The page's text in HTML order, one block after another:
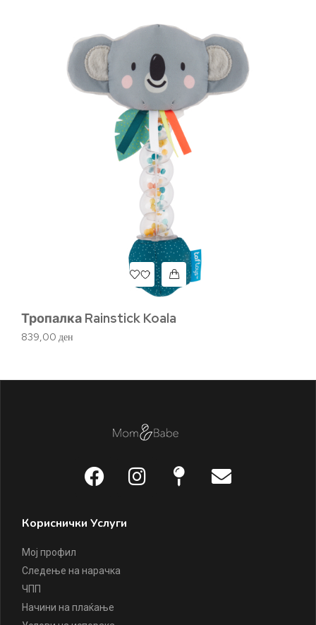
Тропалка Rainstick Koala
839,00 ден
Кориснички Услуги
Мој профил
Следење на нарачка
ЧПП
Начини на плаќање